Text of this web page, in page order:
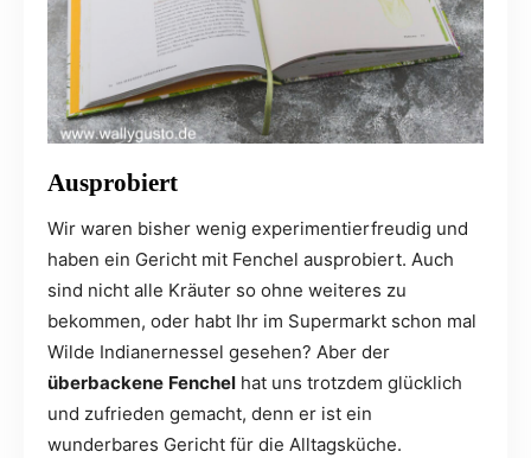
Ausprobiert
Wir waren bisher wenig experimentierfreudig und
haben ein Gericht mit Fenchel ausprobiert. Auch
sind nicht alle Kräuter so ohne weiteres zu
bekommen, oder habt Ihr im Supermarkt schon mal
Wilde Indianernessel gesehen? Aber der
überbackene Fenchel hat uns trotzdem glücklich
und zufrieden gemacht, denn er ist ein
wunderbares Gericht für die Alltagsküche.